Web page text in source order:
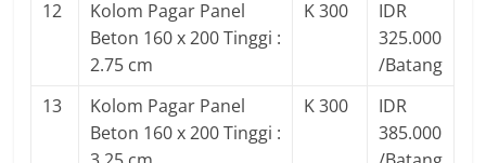
12
Kolom Pagar Panel
Beton 160 x 200 Tinggi :
2.75 cm
K 300
IDR
325.000
/Batang
13
Kolom Pagar Panel
Beton 160 x 200 Tinggi :
K 300
IDR
385.000